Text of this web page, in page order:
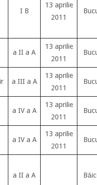
I B
13 aprilie
2011
a II a A
13 aprilie
2011
a III a A
13 aprilie
2011
a IV a A
13 aprilie
2011
a IV a A
13 aprilie
2011
a II a A